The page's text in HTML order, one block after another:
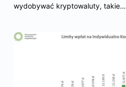
wydobywać kryptowaluty, takie…